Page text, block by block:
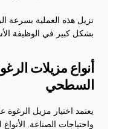
تزيل هذه العملية بسرعة
بشكل كبير في الوظيفة
أنواع مزيلات
السطحي
يعتمد اختيار مزيل
واحتياجات الصناعة.